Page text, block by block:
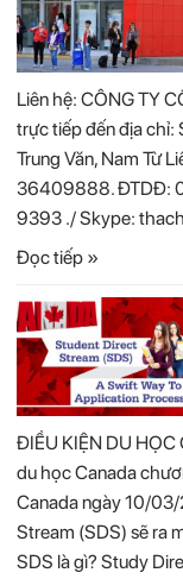
Liên hệ: CÔNG TY
trực tiếp đến địa chỉ:
Trung Văn, Nam Từ
36409888. ĐTDĐ:
9393 ./ Skype:
Đọc tiếp »
ĐIỀU KIỆN DU
du học Canada
Canada ngày 10/
Stream (SDS) sẽ ra
SDS là gì? Study